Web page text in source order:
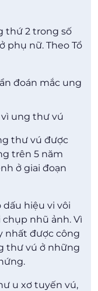
thứ 2 trong số
phụ nữ. Theo Tổ
đoán mắc ung
ung thư vú
thư vú được
trên 5 năm
ở giai đoạn
hiệu vi vôi
nhũ ảnh. Vì
nhất được công
thư vú ở những
u xơ tuyến vú,